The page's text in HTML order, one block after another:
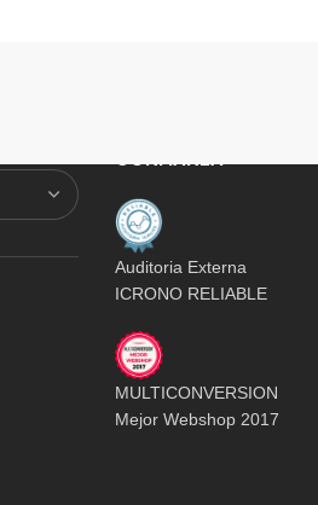
CONFIANZA
Auditoria Externa
ICRONO RELIABLE
MULTICONVERSION
Mejor Webshop 2017